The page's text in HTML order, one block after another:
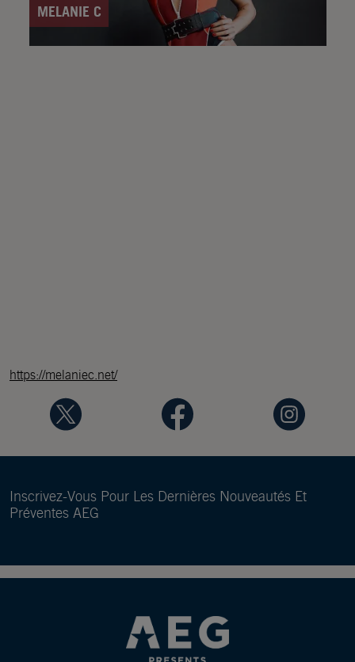
MELANIE C
https://melaniec.net/
Inscrivez-Vous Pour Les Dernières Nouveautés Et
Préventes AEG